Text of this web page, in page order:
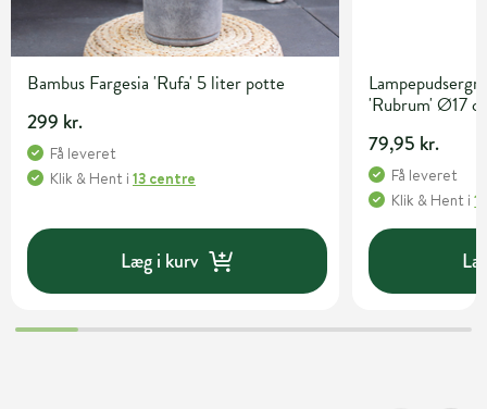
Bambus Fargesia 'Rufa' 5 liter potte
299 kr.
Få leveret
Klik & Hent i 13 centre
Læg i kurv
'Rubrum' Ø17
79,95 kr.
Få leveret
Klik & Hent i